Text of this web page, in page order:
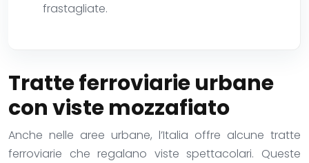
frastagliate.
Tratte ferroviarie urbane
con viste mozzafiato
Anche nelle aree urbane, l’Italia offre alcune tratte
ferroviarie che regalano viste spettacolari. Queste